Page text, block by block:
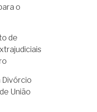
o
de
Divórcio
União